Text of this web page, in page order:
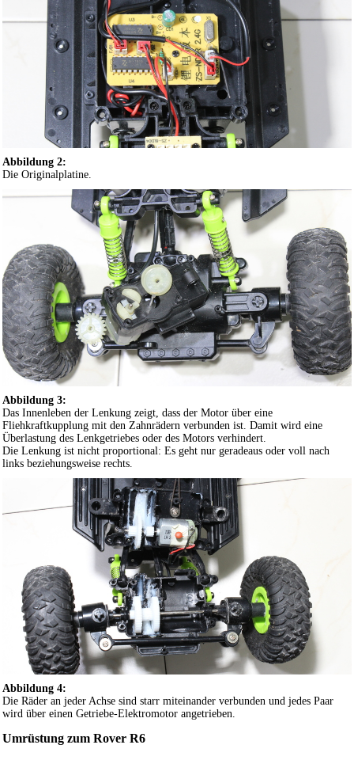
Abbildung 2:
Die Originalplatine.
Abbildung 3:
Das Innenleben der Lenkung zeigt, dass der Motor über eine
Fliehkraftkupplung mit den Zahnrädern verbunden ist. Damit wird eine
Überlastung des Lenkgetriebes oder des Motors verhindert.
Die Lenkung ist nicht proportional: Es geht nur geradeaus oder voll nach
links beziehungsweise rechts.
Abbildung 4:
Die Räder an jeder Achse sind starr miteinander verbunden und jedes Paar
wird über einen Getriebe-Elektromotor angetrieben.
Umrüstung zum Rover R6